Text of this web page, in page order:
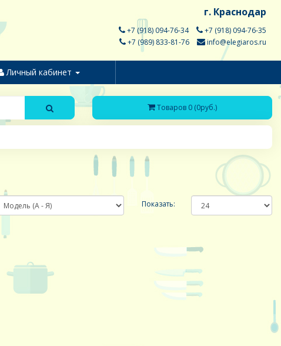
г. Краснодар
+7 (918) 094-76-34
+7 (918) 094-76-35
+7 (989) 833-81-76
info@elegiaros.ru
Личный кабинет
Товаров 0 (0руб.)
Показать: